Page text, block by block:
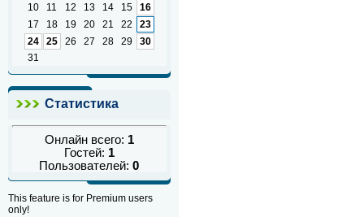
10
11 12 13 14 15
16
17
18 19 20 21 22
23
24
25 26 27 28 29
30
31
Статистика
Онлайн всего: 1
Гостей: 1
Пользователей:0
This feature is for Premium users
only!